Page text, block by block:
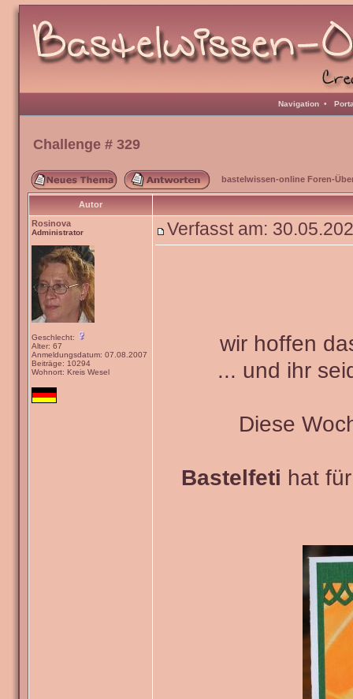
Navigation •
Challenge # 329
bastelwissen-online Foren-
Autor
Rosinova
Administrator
Geschlecht:
Alter: 67
Anmeldungsdatum: 07.08.2007
Beiträge: 10294
Wohnort: Kreis Wesel
Verfasst am:
wir hoffen
... und ihr
Diese
Bastelfeti hat